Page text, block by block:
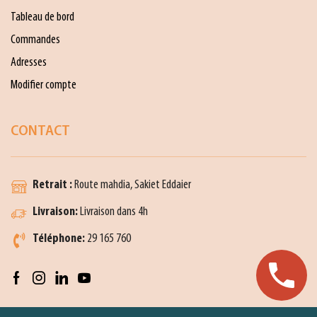
Tableau de bord
Commandes
Adresses
Modifier compte
CONTACT
Retrait :Route mahdia, Sakiet Eddaier
Livraison:Livraison dans 4h
Téléphone: 29 165 760